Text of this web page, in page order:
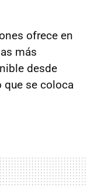
ofrece en
más
desde
que se coloca